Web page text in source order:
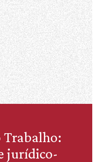
Trabalho:
jurídico-